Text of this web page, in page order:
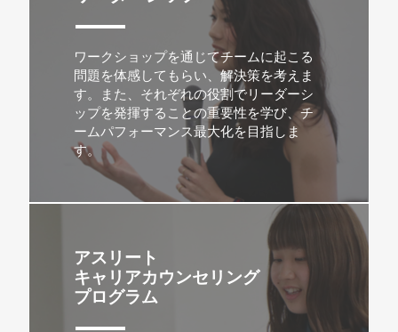
ワークショップを通じてチームに起こる
問題を体感してもらい、解決策を考えま
す。また、それぞれの役割でリーダーシ
ップを発揮することの重要性を学び、チ
ームパフォーマンス最大化を目指しま
す。
アスリート
キャリアカウンセリング
プログラム